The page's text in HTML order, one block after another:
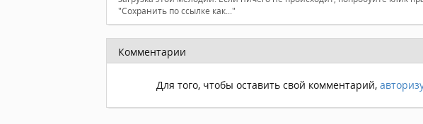
"Сохранить по ссылке как..."
Комментарии
Для того, чтобы оставить свой комментарий,